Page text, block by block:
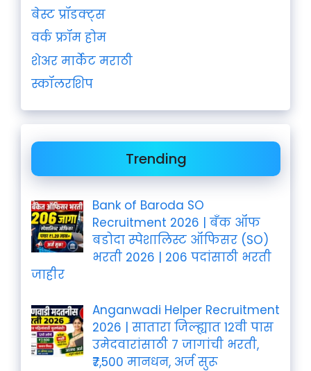
बेस्ट प्रॉडक्ट्स
वर्क फ्रॉम होम
शेअर मार्केट मराठी
स्कॉलरशिप
Trending
Bank of Baroda SO
Recruitment 2026 | बँक ऑफ
बडोदा स्पेशालिस्ट ऑफिसर (SO)
भरती 2026 | 206 पदांसाठी भरती
जाहीर
Anganwadi Helper Recruitment
2026 | सातारा जिल्ह्यात 12वी पास
उमेदवारांसाठी 7 जागांची भरती,
₹7,500 मानधन, अर्ज सुरू